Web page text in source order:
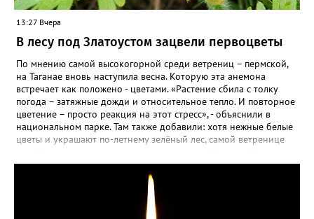
13:27 Вчера
В лесу под Златоустом зацвели первоцветы
По мнению самой высокогорной среди ветрениц – пермской,
на Таганае вновь наступила весна. Которую эта анемона
встречает как положено - цветами. «Растение сбила с толку
погода – затяжные дожди и относительное тепло. И повторное
цветение – просто реакция на этот стресс», - объяснили в
национальном парке. Там также добавили: хотя нежные белые
цветы и украшают по-летнему зелёный лес, самой ветренице
силы перед долгой зимовкой.